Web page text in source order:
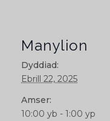
Manylion
Dyddiad:
Ebrill 22, 2025
Amser:
10:00 yb - 1:00 yp